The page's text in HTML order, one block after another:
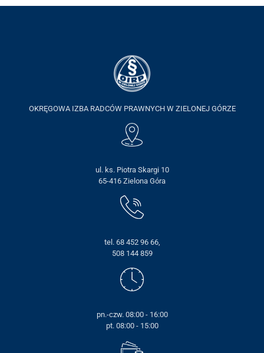
OKRĘGOWA IZBA RADCÓW PRAWNYCH W ZIELONEJ GÓRZE
ul. ks. Piotra Skargi 10
65-416 Zielona Góra
tel. 68 452 96 66,
508 144 859
pn.-czw. 08:00 - 16:00
pt. 08:00 - 15:00